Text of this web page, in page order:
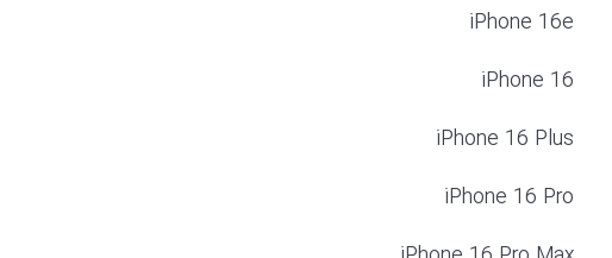
iPhone 16e
iPhone 16
iPhone 16 Plus
iPhone 16 Pro